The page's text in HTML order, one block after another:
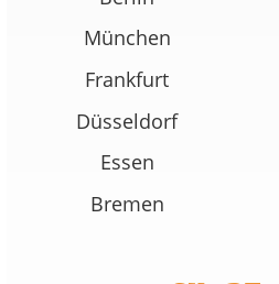
München
Frankfurt
Düsseldorf
Essen
Bremen